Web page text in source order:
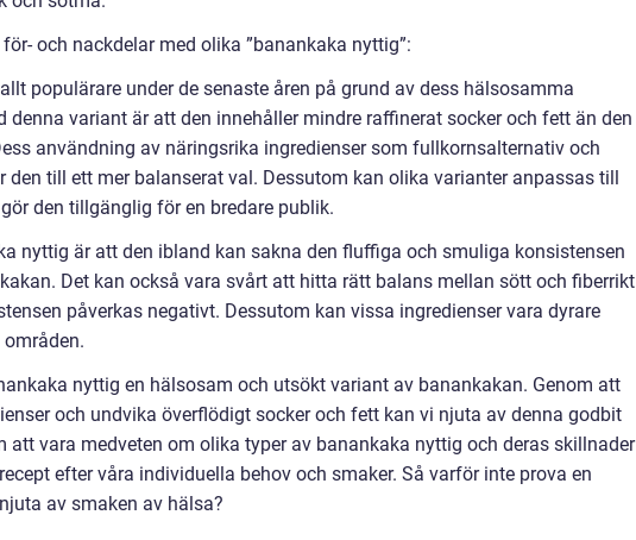
och nackdelar med olika ”banankaka nyttig”:
populärare under de senaste åren på grund av dess hälsosamma
denna variant är att den innehåller mindre raffinerat socker och fett än den
användning av näringsrika ingredienser som fullkornsalternativ och
till ett mer balanserat val. Dessutom kan olika varianter anpassas till
den tillgänglig för en bredare publik.
nyttig är att den ibland kan sakna den fluffiga och smuliga konsistensen
Det kan också vara svårt att hitta rätt balans mellan sött och fiberrikt
påverkas negativt. Dessutom kan vissa ingredienser vara dyrare
nyttig en hälsosam och utsökt variant av banankakan. Genom att
och undvika överflödigt socker och fett kan vi njuta av denna godbit
att vara medveten om olika typer av banankaka nyttig och deras skillnader
efter våra individuella behov och smaker. Så varför inte prova en
av smaken av hälsa?